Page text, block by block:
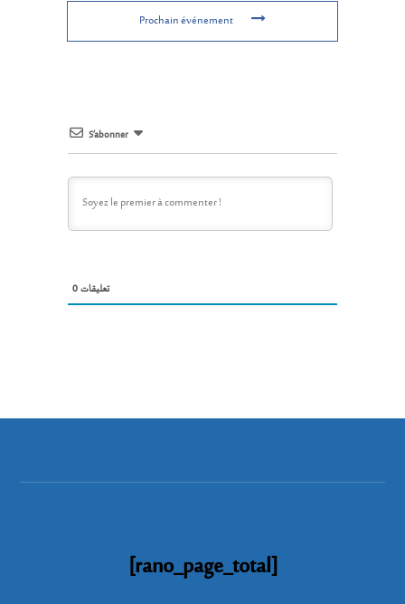
Prochain événement
S’abonner
0تعليقات
[rano_page_total]